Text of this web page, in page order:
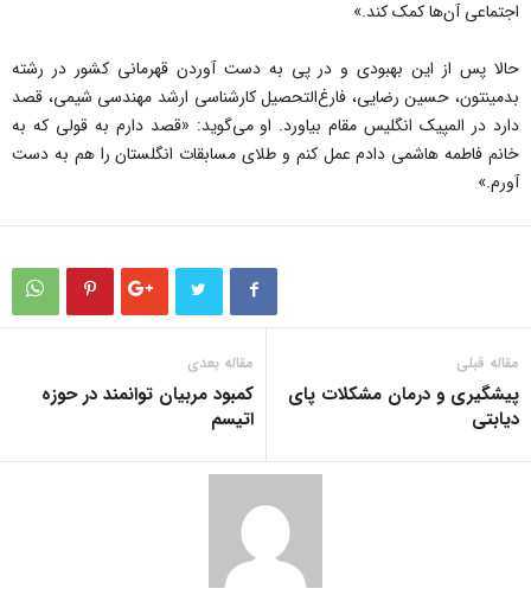
اجتماعی آن‌ها کمک کند.»
حالا پس از این بهبودی و در پی به دست آوردن قهرمانی کشور در رشته
بدمینتون، حسین رضایی، فارغ‌التحصیل کارشناسی ارشد مهندسی شیمی، قصد
دارد در المپیک انگلیس مقام بیاورد. او می‌گوید: «قصد دارم به قولی که به
خانم فاطمه هاشمی دادم عمل کنم و طلای مسابقات انگلستان را هم به دست
آورم.»
مقاله قبلی
پیشگیری و درمان مشکلات پای
دیابتی
مقاله بعدی
کمبود مربیان توانمند در حوزه
اتیسم